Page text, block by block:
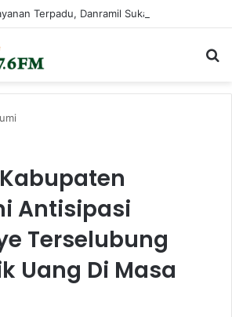
Antisipasi
Terselubung
Uang Di Masa